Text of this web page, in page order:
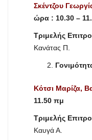
Σκέντζου
ώρα : 10.30 –
Τριμελής
Κανάτας Π.
Κότσι Μαρίζα,
11.50 πμ
Τριμελής
Καυγά Α.